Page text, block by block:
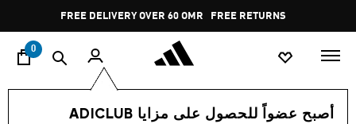
Pause
promotion
rotation
FREE DELIVERY OVER 60 OMR FREE RETURNS
0
أصبح عضواً للحصول على مزايا ADICLUB
الرجال أحذية